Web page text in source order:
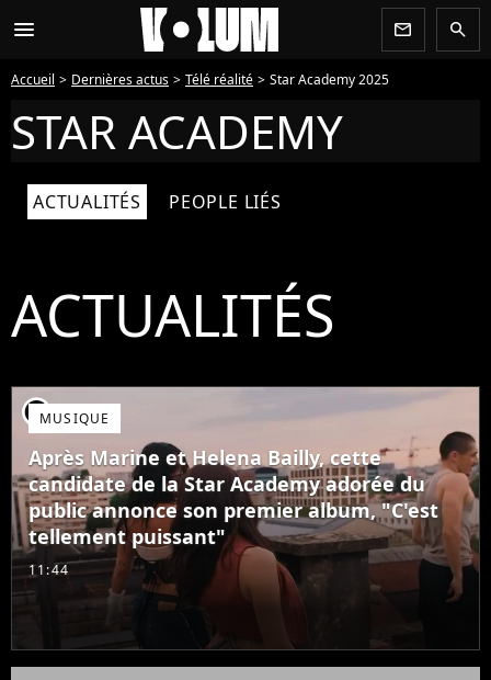
menu newsletter search
Accueil Dernières actus Télé réalité Star Academy 2025
STAR ACADEMY
ACTUALITÉS PEOPLE LIÉS
ACTUALITÉS
player2MUSIQUE
Après Marine et Helena Bailly, cette
candidate de la Star Academy adorée du
public annonce son premier album, "C'est
tellement puissant"
11:44